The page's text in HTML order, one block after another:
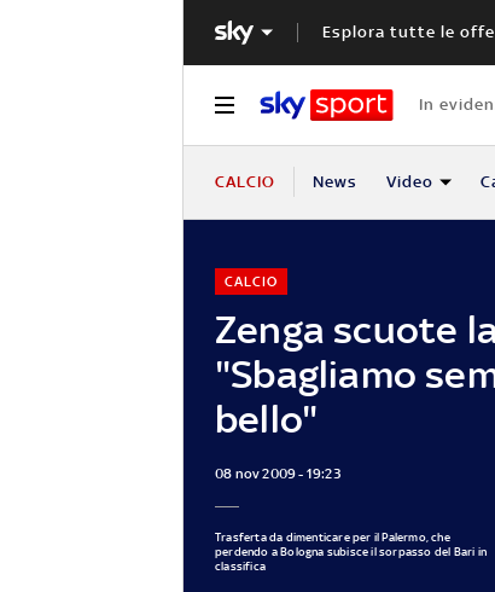
Esplora tutte le
In
CALCIO News Video
Zenga scuote
"Sbagliamo
bello"
CALCIO
08 nov 2009 - 19:23
Trasferta da dimenticare per il Palermo, che
perdendo a Bologna subisce il sorpasso del Bari in
classifica